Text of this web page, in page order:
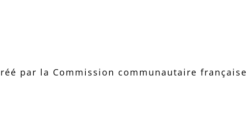
par la Commission communautaire